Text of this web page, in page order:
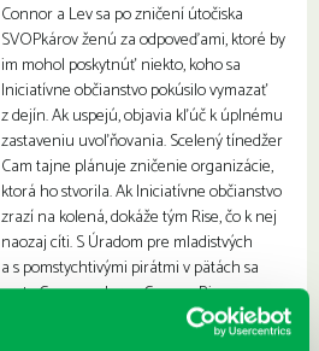
Connor a Lev sa po zničení útočiska
SVOPkárov ženú za odpoveďami, ktoré by
im mohol poskytnúť niekto, koho sa
Iniciatívne občianstvo pokúsilo vymazať
z dejín. Ak uspejú, objavia kľúč k úplnému
zastaveniu uvoľňovania. Scelený tínedžer
Cam tajne plánuje zničenie organizácie,
ktorá ho stvorila. Ak Iniciatívne občianstvo
zrazí na kolená, dokáže tým Rise, čo k nej
naozaj cíti. S Úradom pre mladistvých
a s pomstychtivými pirátmi v pätách sa
cesty Connora, Leva, Cama a Risy